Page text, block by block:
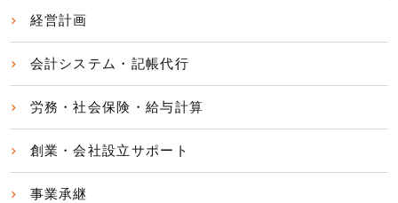
経営計画
会計システム・記帳代行
労務・社会保険・給与計算
創業・会社設立サポート
事業承継